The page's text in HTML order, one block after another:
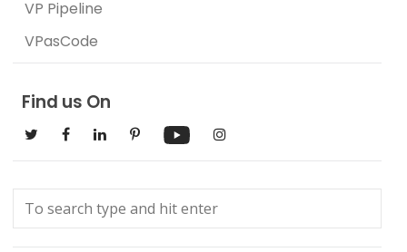
VP Pipeline
VPasCode
Find us On